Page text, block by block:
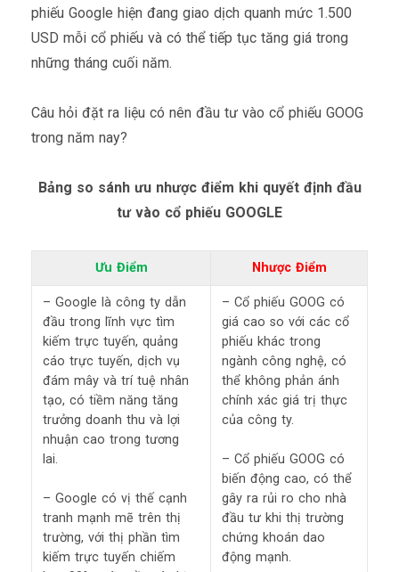
phiếu Google hiện đang giao dịch quanh mức 1.500
USD mỗi cổ phiếu và có thể tiếp tục tăng giá trong
những tháng cuối năm.
Câu hỏi đặt ra liệu có nên đầu tư vào cổ phiếu GOOG
trong năm nay?
Bảng so sánh ưu nhược điểm khi quyết định đầu
tư vào cổ phiếu GOOGLE
Ưu Điểm Nhược Điểm
– Google là công ty dẫn
đầu trong lĩnh vực tìm
kiếm trực tuyến, quảng
cáo trực tuyến, dịch vụ
đám mây và trí tuệ nhân
tạo, có tiềm năng tăng
trưởng doanh thu và lợi
nhuận cao trong tương
lai.
– Google có vị thế cạnh
tranh mạnh mẽ trên thị
trường, với thị phần tìm
kiếm trực tuyến chiếm
– Cổ phiếu GOOG có
giá cao so với các cổ
phiếu khác trong
ngành công nghệ, có
thể không phản ánh
chính xác giá trị thực
của công ty.
– Cổ phiếu GOOG có
biến động cao, có thể
gây ra rủi ro cho nhà
đầu tư khi thị trường
chứng khoán dao
động mạnh.